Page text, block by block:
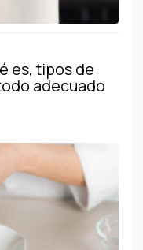
es, tipos de
adecuado